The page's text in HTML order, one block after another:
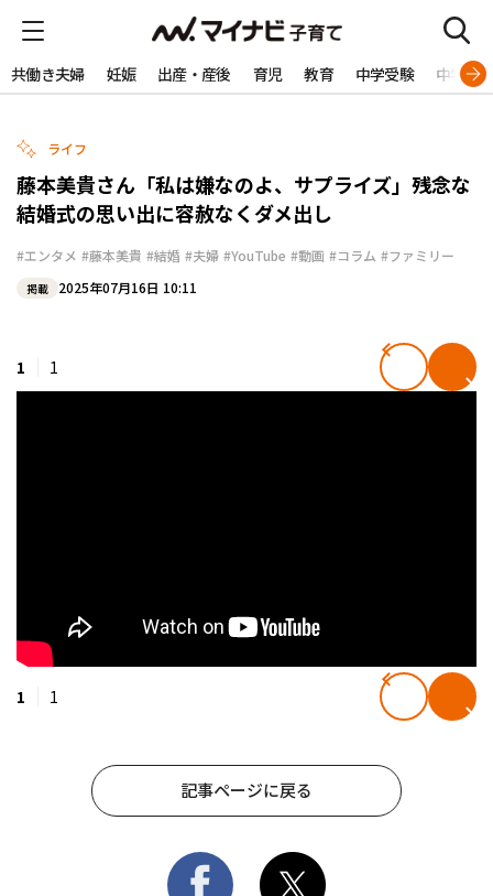
共働き夫婦 妊娠 出産・産後 育児 教育 中学受験 中学生
ライフ
藤本美貴さん「私は嫌なのよ、サプライズ」残念な
結婚式の思い出に容赦なくダメ出し
#エンタメ #藤本美貴 #結婚 #夫婦 #YouTube #動画 #コラム #ファミリー
掲載 2025年07月16日 10:11
1 1
1 1
記事ページに戻る